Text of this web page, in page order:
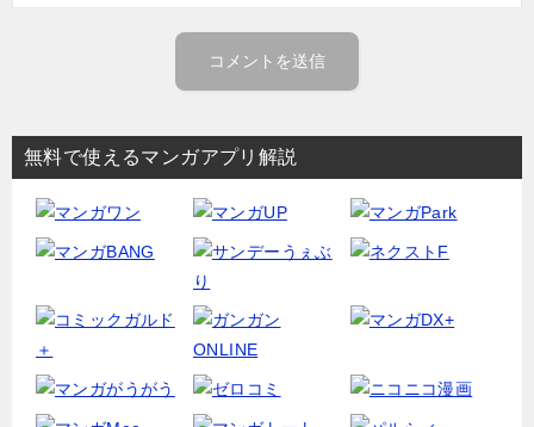
無料で使えるマンガアプリ解説